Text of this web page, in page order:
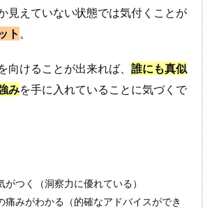
見えていない状態では気付くことが
ト 。
向けることが出来れば、 誰にも真似
みを手に入れていることに気づくで
つく（洞察力に優れている）
痛みがわかる（的確なアドバイスができ